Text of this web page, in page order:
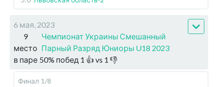
6 мая, 2023
9
место
Чемпионат Украины Смешанный
Парный Разряд Юниоры U18 2023
в паре 50% побед 1 👍 vs 1 👎
Финал 1/8